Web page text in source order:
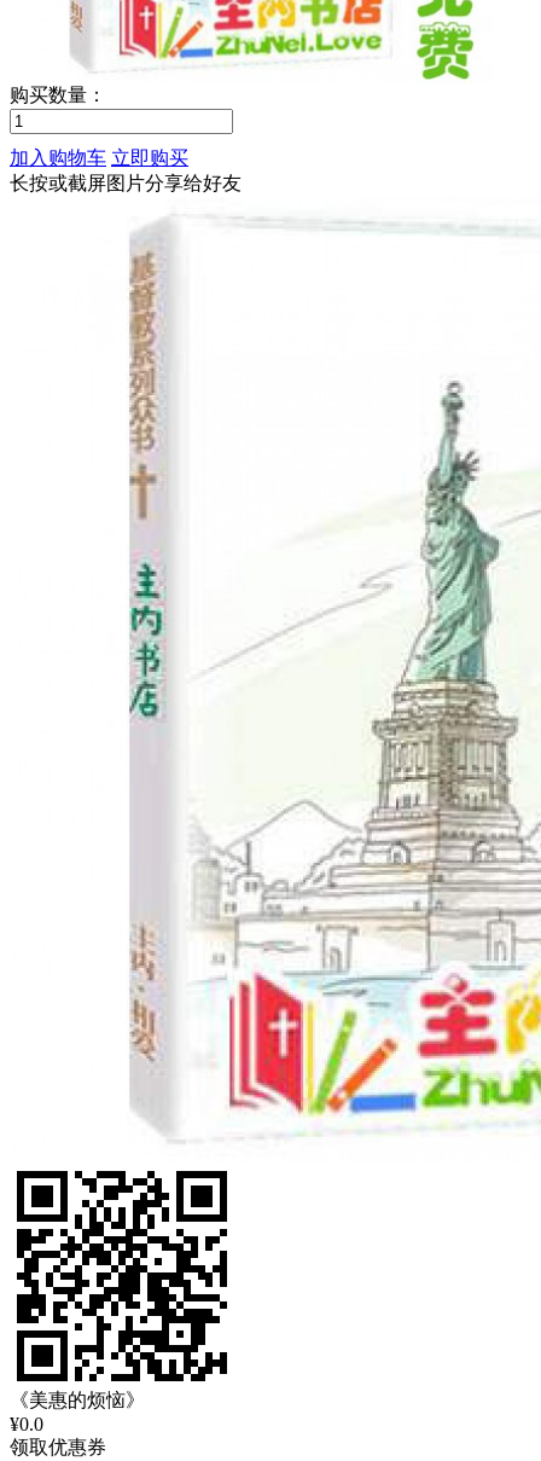
购买数量：
加入购物车 立即购买
长按或截屏图片分享给好友
《美惠的烦恼》
¥0.0
领取优惠券